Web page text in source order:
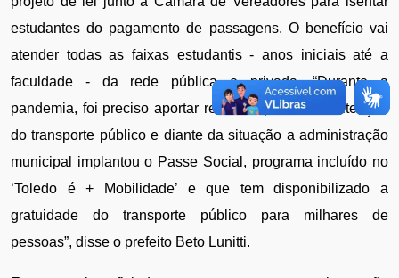
estudantes do pagamento de passagens. O benefício vai
atender todas as faixas estudantis - anos iniciais até a
faculdade - da rede pública e privada. “Durante a
pandemia, foi preciso aportar recursos para a manutenção
do transporte público e diante da situação a administração
municipal implantou o Passe Social, programa incluído no
‘Toledo é + Mobilidade’ e que tem disponibilizado a
gratuidade do transporte público para milhares de
pessoas”, disse o prefeito Beto Lunitti.